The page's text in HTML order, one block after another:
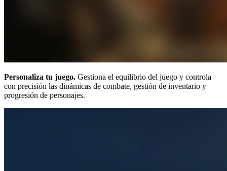
Personaliza tu juego. Gestiona el equilibrio del juego y controla
con precisión las dinámicas de combate, gestión de inventario y
progresión de personajes.